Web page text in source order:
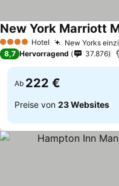
4 Sterne Hotel New Yorks
New York Marriott
8,7 Hervorragend 37.876
Ab 222 €
Preise von 23 Websites